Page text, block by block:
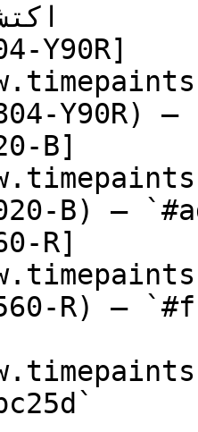
Y90R]
Y90R)
B]
B) —
R]
R) —